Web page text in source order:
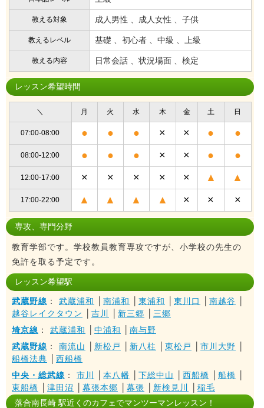
教える対象 成人男性 、成人女性 、子供
教えるレベル 基礎 、初心者 、中級 、上級
教える内容 日常会話 、状況場面 、検定
レッスン希望時間
＼ 月 火 水 木 金 土 日
07:00-08:00 ● ● ● × × ● ●
08:00-12:00 ● ● ● × × ● ●
12:00-17:00 × × × × × ▲ ▲
17:00-22:00 ▲ ▲ ▲ ▲ × × ×
専攻、専門分野
教育学部です。学校教員教育専攻ですが、小学校の先生の
免許を取る予定です。
レッスン希望駅
武蔵野線 ： 武蔵浦和 南浦和 東浦和 東川口 南越谷
越谷レイクタウン
吉川 新三郷
三郷
埼京線 ： 武蔵浦和 中浦和
南与野
武蔵野線 ： 南流山 新松戸 新八柱 東松戸 市川大野
船橋法典
西船橋
中央・総武線 ： 市川 本八幡 下総中山 西船橋 船橋
東船橋
津田沼 幕張本郷 幕張 新検見川
稲毛
落合南長崎 駅近くのカフェでマンツーマンレッスン！